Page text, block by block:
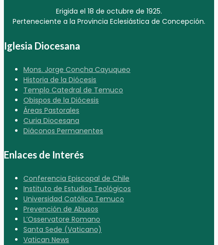
Erigida el 18 de octubre de 1925.
Perteneciente a la Provincia Eclesiástica de Concepción.
Iglesia Diocesana
Mons. Jorge Concha Cayuqueo
Historia de la Diócesis
Templo Catedral de Temuco
Obispos de la Diócesis
Áreas Pastorales
Curia Diocesana
Diáconos Permanentes
Enlaces de Interés
Conferencia Episcopal de Chile
Instituto de Estudios Teológicos
Universidad Católica Temuco
Prevención de Abusos
L’Osservatore Romano
Santa Sede (Vaticano)
Vatican News